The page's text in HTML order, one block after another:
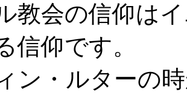
教会の信仰は
信仰です。
ン・ルターの